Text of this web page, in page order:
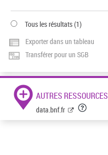
Tous les résultats(1)
Exporter dans un tableau
Transférer pour un SGB
AUTRES RESSOURCES
data.bnf.fr